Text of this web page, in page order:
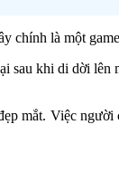
là một
khi di dời
mắt. Việc